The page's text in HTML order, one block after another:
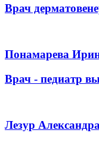
Врач
Понамарева
Врач - педиатр
Лезур